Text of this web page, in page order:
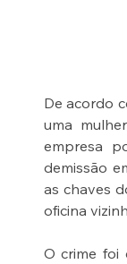
De acordo
uma
empresa
demissão
as chaves
oficina
O crime foi